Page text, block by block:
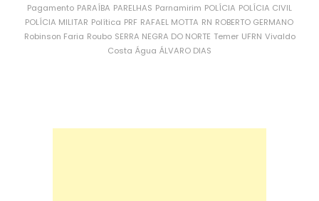
Pagamento PARAÍBA PARELHAS Parnamirim POLÍCIA POLÍCIA CIVIL
POLÍCIA MILITAR Política PRF RAFAEL MOTTA RN ROBERTO GERMANO
Robinson Faria Roubo SERRA NEGRA DO NORTE Temer UFRN Vivaldo
Costa Água ÁLVARO DIAS